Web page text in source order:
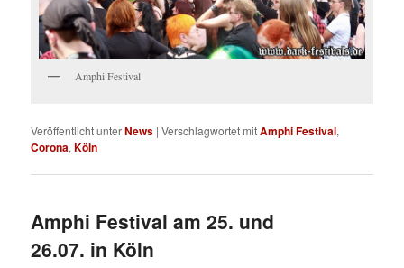
Amphi Festival
Veröffentlicht unterNews |Verschlagwortet mitAmphi Festival,
Corona,Köln
Amphi Festival am 25. und
26.07. in Köln